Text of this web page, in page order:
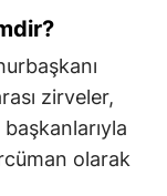
zirveler,
olarak